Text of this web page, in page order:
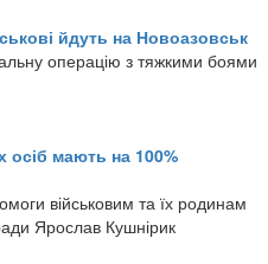
йдуть на Новоазовськ
операцію з тяжкими боями
осіб мають на 100%
військовим та їх родинам
Ярослав Кушнірик